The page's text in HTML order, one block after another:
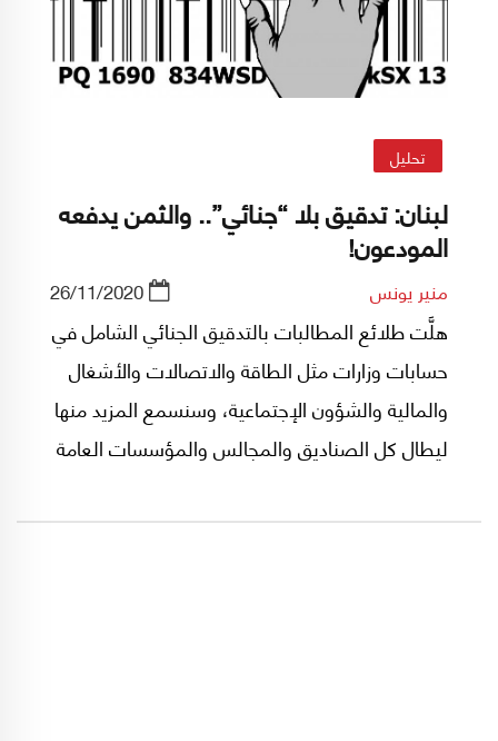
تحليل
لبنان: تدقيق بلا “جنائي”.. والثمن يدفعه
المودعون!
منير يونس 26/11/2020
هلَّت طلائع المطالبات بالتدقيق الجنائي الشامل في
حسابات وزارات مثل الطاقة والاتصالات والأشغال
والمالية والشؤون الإجتماعية، وسنسمع المزيد منها
ليطال كل الصناديق والمجالس والمؤسسات العامة
"المحاصصات"!